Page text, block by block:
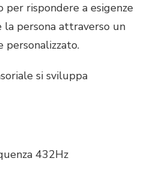
rispondere a esigenze
la persona attraverso un
personalizzato.
si sviluppa
432Hz